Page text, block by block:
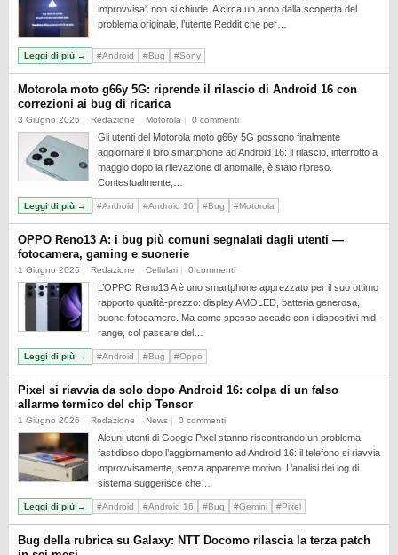
improvvisa” non si chiude. A circa un anno dalla scoperta del
problema originale, l’utente Reddit che per…
Leggi di più → #Android #Bug #Sony
Motorola moto g66y 5G: riprende il rilascio di Android 16 con
correzioni ai bug di ricarica
3 Giugno 2026 Redazione Motorola 0 commenti
Gli utenti del Motorola moto g66y 5G possono finalmente
aggiornare il loro smartphone ad Android 16: il rilascio, interrotto a
maggio dopo la rilevazione di anomalie, è stato ripreso.
Contestualmente,…
Leggi di più → #Android #Android 16 #Bug #Motorola
OPPO Reno13 A: i bug più comuni segnalati dagli utenti —
fotocamera, gaming e suonerie
1 Giugno 2026 Redazione Cellulari 0 commenti
L’OPPO Reno13 A è uno smartphone apprezzato per il suo ottimo
rapporto qualità-prezzo: display AMOLED, batteria generosa,
buone fotocamere. Ma come spesso accade con i dispositivi mid-
range, col passare del…
Leggi di più → #Android #Bug #Oppo
Pixel si riavvia da solo dopo Android 16: colpa di un falso
allarme termico del chip Tensor
1 Giugno 2026 Redazione News 0 commenti
Alcuni utenti di Google Pixel stanno riscontrando un problema
fastidioso dopo l’aggiornamento ad Android 16: il telefono si riavvia
improvvisamente, senza apparente motivo. L’analisi dei log di
sistema suggerisce che…
Leggi di più → #Android #Android 16 #Bug #Gemini #Pixel
Bug della rubrica su Galaxy: NTT Docomo rilascia la terza patch